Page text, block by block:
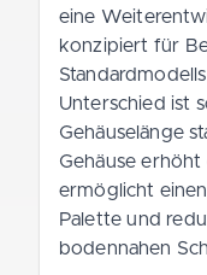
eine
konzipiert für
Unterschied ist
Gehäuselänge
Gehäuse erhöht
ermöglicht
Palette und
bodennahen